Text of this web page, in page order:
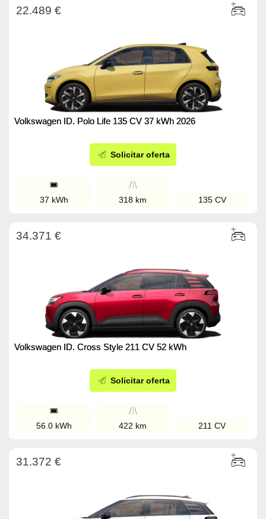
22.489 €
Volkswagen ID. Polo Life 135 CV 37 kWh 2026
Solicitar oferta
37 kWh 318 km 135 CV
34.371 €
Volkswagen ID. Cross Style 211 CV 52 kWh
Solicitar oferta
56.0 kWh 422 km 211 CV
31.372 €